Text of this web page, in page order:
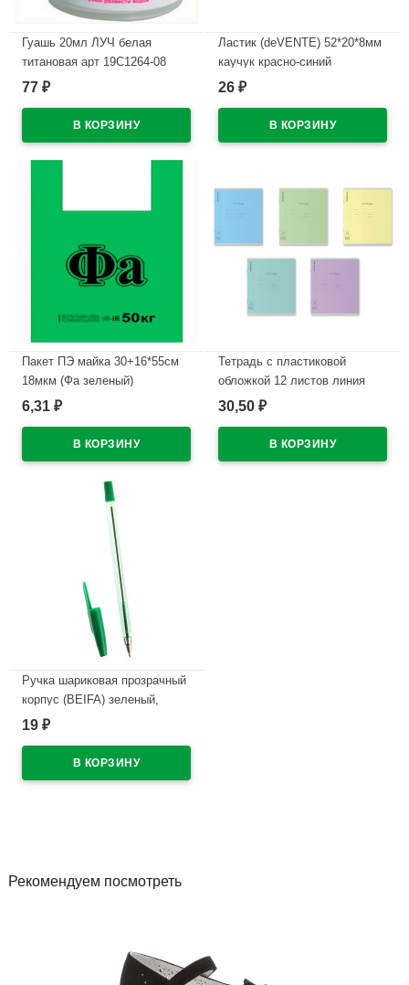
Гуашь 20мл ЛУЧ белая
титановая арт 19С1264-08
В наличии
77 ₽
Ластик (deVENTE) 52*20*8мм
каучук красно-синий
арт.4070707
26 ₽
Пакет ПЭ майка 30+16*55см
18мкм (Фа зеленый)
В наличии
6,31 ₽
Тетрадь с пластиковой
обложкой 12 листов линия
ErichKrause Классика
30,50 ₽
Ручка шариковая прозрачный
корпус (BEIFA) зеленый,
0,5мм арт.АА 927 GR
19 ₽
Рекомендуем посмотреть